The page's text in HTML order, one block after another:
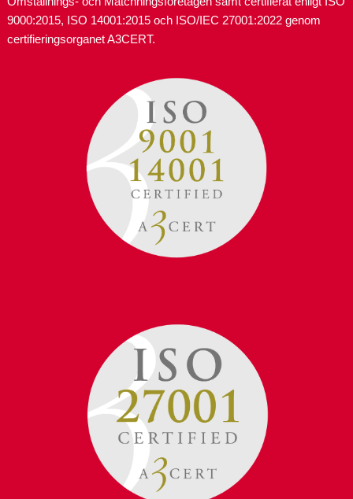
9000:2015, ISO 14001:2015 och ISO/IEC 27001:2022 genom
certifieringsorganet A3CERT.